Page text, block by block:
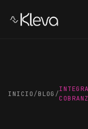
INICIO/BLOG /